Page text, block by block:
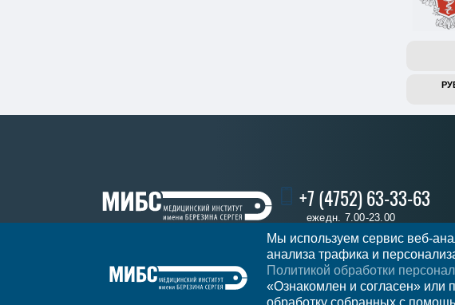
+7 (4752) 63-33-63
ежедн. 7.00-23.00
РегионТамбов Записаться на прием
Мы используем сервис веб-
анализа трафика и
Политикой обработки
«Ознакомлен и согласен» или
обработку собранных с